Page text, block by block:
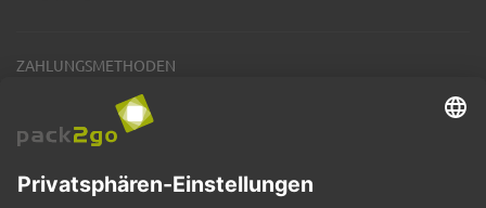
ZAHLUNGSMETHODEN
VERSANDARTEN